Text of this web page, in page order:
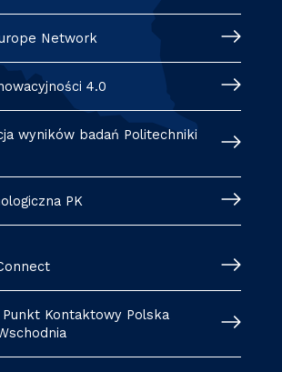
Network
4.0
wyników badań Politechniki
PK
Punkt Kontaktowy Polska